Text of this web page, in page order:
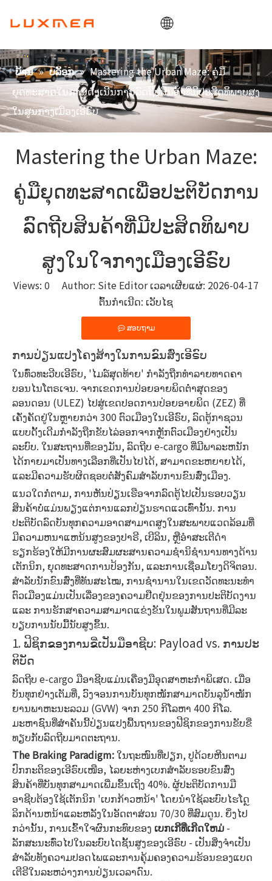
ບ້ານ
ບໍລິສັດ
ລົດບັນທຸກ
ປະໂຫຍດ
ODM/OEM
ຕິດຕໍ່
ບ້ານ » ບລັອກ » Mastering the Urban Maze: ຄູ່ມື
ຍຸດທະສາດໃນການດໍາເນີນການລົດຖີບສິນຄ້າທີ່ມີປະສິດທິພາບສູງ
ໃນສູນກາງເມືອງເອີຣົບ
Mastering the Urban Maze:
ຄູ່ມືຍຸດທະສາດເພື່ອປະຕິບັດການ
ລົດຖີບສິນຄ້າທີ່ມີປະສິດທິພາບ
ສູງໃນໃຈກາງເມືອງເອີຣົບ
Views: 0 Author: Site Editor ເວລາເຜີຍແຜ່: 2026-04-17
ຕົ້ນກໍາເນີດ: ເວັບໄຊ
ສອບຖາມ
ການປ່ຽນແປງໂຄງສ້າງໃນການຂົນສົ່ງເອີຣົບ
ໃນທົ່ວທະວີບເອີຣົບ, 'ໄມລ໌ສຸດທ້າຍ' ກໍາລັງຖືກທໍາລາຍທາດຄາ
ບອນໄນໂຕຣເຈນ. ຈາກເຂດການປ່ອຍອາຍພິດຕ່ໍາສຸດຂອງ
ລອນດອນ (ULEZ) ໄປສູ່ເຂດປອດການປ່ອຍອາຍພິດ (ZEZ) ທີ່
ເຄັ່ງຄັດຢູ່ໃນຫຼາຍກວ່າ 300 ຕົວເມືອງໃນເອີຣົບ, ລົດຕູ້ກາຊວນ
ແບບດັ້ງເດີມກໍາລັງຖືກຂັບໄລ່ອອກຈາກຫຼັກຕົວເມືອງຢ່າງເປັນ
ລະບົບ. ໃນສະຖານທີ່ຂອງມັນ, ລົດຖີບ e-cargo ທີ່ມີພາລະຫນັກ
ໄດ້ກາຍມາເປັນທາງເລືອກທີ່ເປັນໄປໄດ້, ສາມາດຂະຫຍາຍໄດ້,
ແລະມີຄວາມຮັບຜິດຊອບຕໍ່ສັງຄົມສໍາລັບການຂົນສົ່ງເມືອງ.
ແນວໃດກໍ່ຕາມ, ການຫັນປ່ຽນເຮືອຈາກລົດຕູ້ໄປເປັນຮອບວຽນ
ສິນຄ້າບໍ່ແມ່ນພຽງແຕ່ການແລກປ່ຽນຮາດແວເທົ່ານັ້ນ. ການ
ປະຕິບັດລົດບັນທຸກຄວາມອາດສາມາດສູງໃນສະພາບແວດລ້ອມທີ່
ມີຄວາມຫນາແຫນ້ນສູງຂອງປາຣີ, ເບີລິນ, ຫຼືອໍາສະເຕີດໍາ
ຮຽກຮ້ອງໃຫ້ມີການຜະສົມຜະສານຄວາມຊໍານິຊໍານານທາງດ້ານ
ເຕັກນິກ, ຍຸດທະສາດການປ້ອງກັນ, ແລະການເຊື່ອມໂຍງດິຈິຕອນ.
ສຳ​ລັບ​ນັກ​ຂົນ​ສົ່ງ​ທີ່​ທັນ​ສະ​ໄໝ, ການ​ຊຳ​ນານ​ໃນ​ເຂດ​ວັດ​ທະ​ນະ​ທຳ​
ຕົວ​ເມືອງ​ແມ່ນ​ເປັນ​ເລື່ອງ​ຂອງ​ຄວາມ​ຢືດ​ຢຸ່ນ​ຂອງ​ການ​ປະ​ຕິ​ບັດ​ງານ
ແລະ ການ​ຮັກ​ສາ​ຄວາມ​ສາ​ມາດ​ແຂ່ງ​ຂັນ​ໃນ​ພູມ​ສັນ​ຖານ​ທີ່​ມີ​ລະ​
ບຽບ​ການ​ນັບ​ມື້​ນັບ​ສູງ​ຂຶ້ນ.
1. ຟີ​ຊິກ​ຂອງ​ການ​ຂີ່​ເປັນ​ມື​ອາ​ຊີບ: Payload vs. ການ​ປະ​
ຕິ​ບັດ
ລົດຖີບ e-cargo ມືອາຊີບແມ່ນເຄື່ອງມືອຸດສາຫະກໍາພິເສດ. ເມື່ອ​
ບັນ​ທຸກ​ຢ່າງ​ເຕັມ​ທີ່, ວົງ​ຈອນ​ການ​ບັນ​ທຸກ​ໜັກ​ສາ​ມາດ​ບັນ​ລຸ​ນ້ຳ​ໜັກ​
ຍານ​ພາ​ຫະ​ນະ​ລວມ (GVW) ຈາກ 250 ກິ​ໂລ​ຫາ 400 ກິ​ໂລ.
ມະຫາຊົນທີ່ສໍາຄັນນີ້ປ່ຽນແປງພື້ນຖານຂອງຟີຊິກຂອງການຂັບຂີ່
ທຽບກັບລົດຖີບມາດຕະຖານ.
The Braking Paradigm:ໃນຖະໜົນທີ່ປຽກ, ປູດ້ວຍຫີນຕາມ
ປົກກະຕິຂອງເອີຣົບເໜືອ, ໄລຍະຫ່າງເບກສຳລັບຮອບຂົນສົ່ງ
ສິນຄ້າທີ່ບັນທຸກສາມາດເພີ່ມຂຶ້ນເຖິງ 40%. ຜູ້ປະຕິບັດການມື
ອາຊີບຕ້ອງໃຊ້ເຕັກນິກ 'ເບກກ້າວຫນ້າ' ໂດຍນໍາໃຊ້ລະບົບໄຮໂດຼ
ລິກດ້ານຫນ້າແລະຫລັງໃນອັດຕາສ່ວນ 70/30 ທີ່ສົມດູນ. ຍິ່ງໄປ
ກວ່ານັ້ນ, ການເຂົ້າໃຈຜົນກະທົບຂອງ ເບກເກີທີ່ເກີດໃຫມ່ -
ລັກສະນະທົ່ວໄປໃນລະບົບໄດຊັ້ນສູງຂອງເອີຣົບ - ເປັນສິ່ງຈໍາເປັນ
ສໍາລັບທັງຄວາມປອດໄພແລະການຄຸ້ມຄອງຄວາມຮ້ອນຂອງແບດ
ເຕີຣີໃນລະຫວ່າງການປ່ຽນເວລາດົນ.